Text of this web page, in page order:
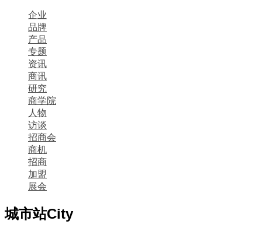
企业
品牌
产品
专题
资讯
商讯
研究
商学院
人物
访谈
招商会
商机
招商
加盟
展会
城市站City